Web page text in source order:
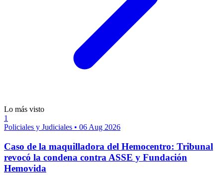
Lo más visto
1
Policiales y Judiciales • 06 Aug 2026
Caso de la maquilladora del Hemocentro: Tribunal
revocó la condena contra ASSE y Fundación
Hemovida